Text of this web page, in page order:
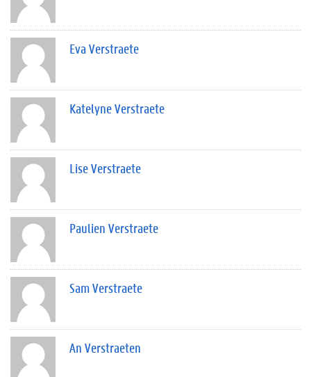
Eva Verstraete
Katelyne Verstraete
Lise Verstraete
Paulien Verstraete
Sam Verstraete
An Verstraeten